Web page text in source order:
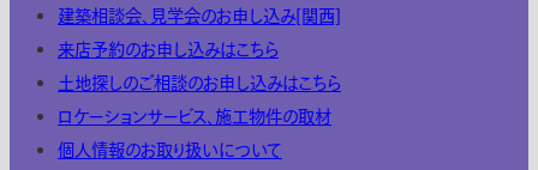
建築相談会、見学会のお申し込み[関西]
来店予約のお申し込みはこちら
土地探しのご相談のお申し込みはこちら
ロケーションサービス、施工物件の取材
個人情報のお取り扱いについて